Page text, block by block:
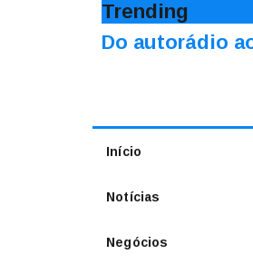
Trending
Do autorádio
Início
Notícias
Negócios